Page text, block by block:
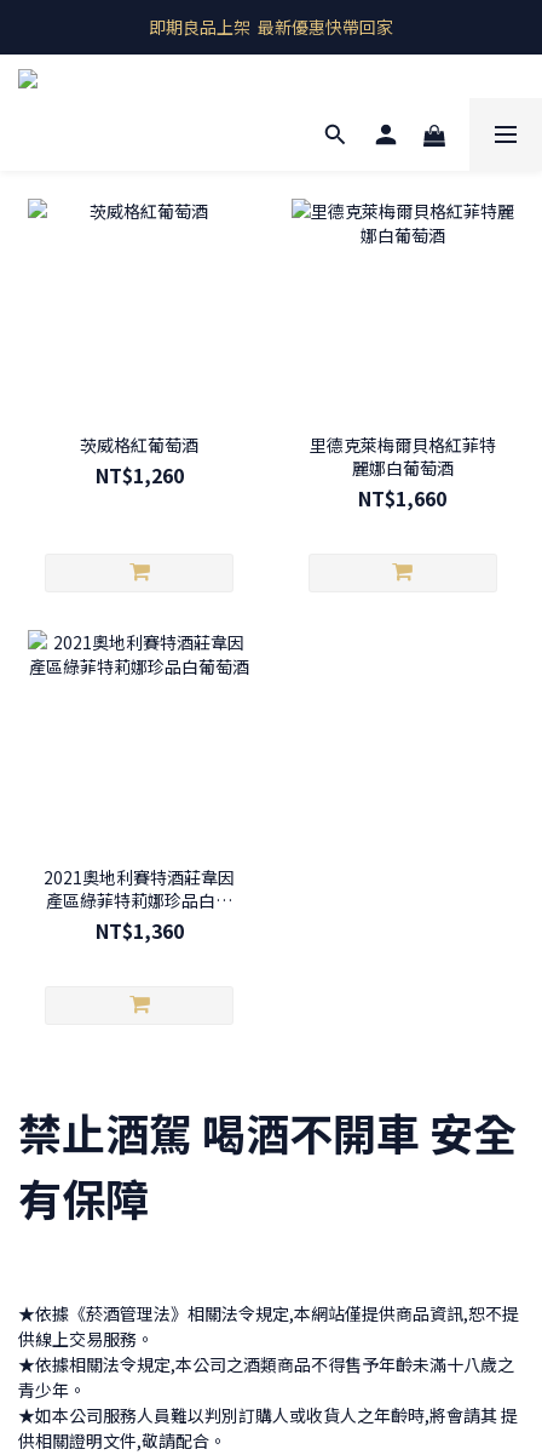
即期良品上架  最新優惠快帶回家
即期良品上架  最新優惠快帶回家
預購商品 歐洲產地直送
茨威格紅葡萄酒
NT$1,260
里德克萊梅爾貝格紅菲特
麗娜白葡萄酒
NT$1,660
2021奧地利賽特酒莊韋因
產區綠菲特莉娜珍品白葡
萄酒
NT$1,360
禁止酒駕 喝酒不開車 安全
有保障
★依據《菸酒管理法》相關法令規定,本網站僅提供商品資訊,恕不提
供線上交易服務。
★依據相關法令規定,本公司之酒類商品不得售予年齡未滿十八歲之
青少年。
★如本公司服務人員難以判別訂購人或收貨人之年齡時,將會請其 提
供相關證明文件,敬請配合。